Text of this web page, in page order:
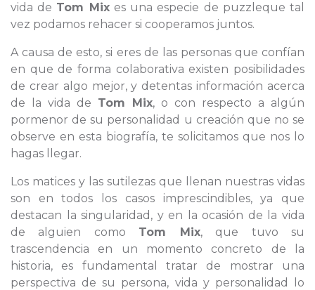
vida de Tom Mixes una especie de puzzleque tal
vez podamos rehacer si cooperamos juntos.
A causa de esto, si eres de las personas que confían
en que de forma colaborativa existen posibilidades
de crear algo mejor, y detentas información acerca
de la vida de Tom Mix, o con respecto a algún
pormenor de su personalidad u creación que no se
observe en esta biografía, te solicitamos que nos lo
hagas llegar.
Los matices y las sutilezas que llenan nuestras vidas
son en todos los casos imprescindibles, ya que
destacan la singularidad, y en la ocasión de la vida
de alguien como Tom Mix, que tuvo su
trascendencia en un momento concreto de la
historia, es fundamental tratar de mostrar una
perspectiva de su persona, vida y personalidad lo